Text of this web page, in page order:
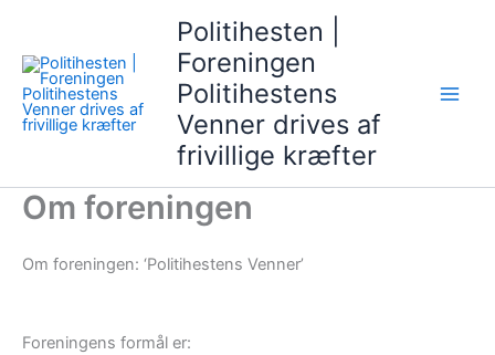
indholdet
Politihesten |
Foreningen
Politihestens
Venner drives af
frivillige kræfter
Om foreningen
Om foreningen: ‘Politihestens Venner’
Foreningens formål er: